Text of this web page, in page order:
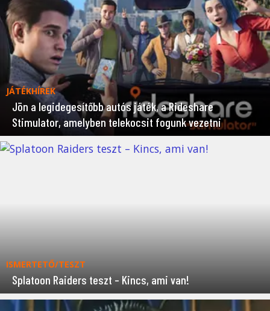
JÁTÉKHÍREK
Jön a legidegesítőbb autós játék, a Rideshare
Stimulator, amelyben telekocsit fogunk vezetni
ISMERTETŐ/TESZT
Splatoon Raiders teszt – Kincs, ami van!